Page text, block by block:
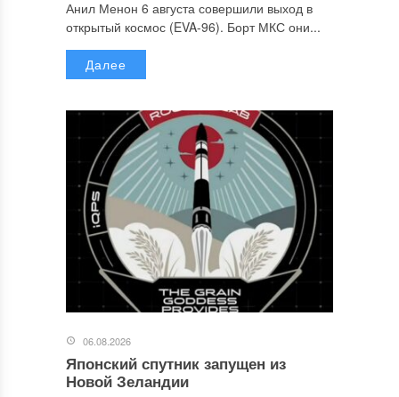
Анил Менон 6 августа совершили выход в
открытый космос (EVA-96). Борт МКС они...
Далее
06.08.2026
Японский спутник запущен из
Новой Зеландии